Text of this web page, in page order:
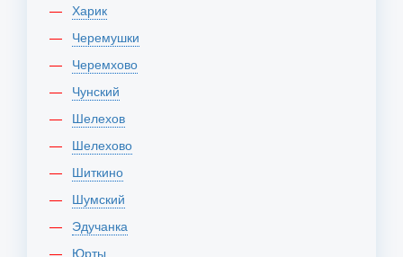
Харик
Черемушки
Черемхово
Чунский
Шелехов
Шелехово
Шиткино
Шумский
Эдучанка
Юрты